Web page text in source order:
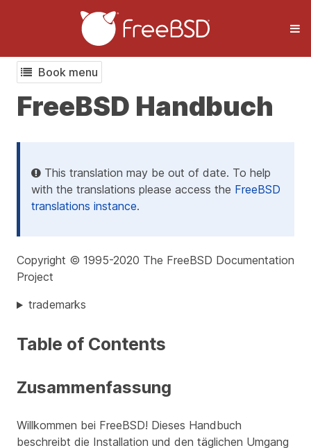
Book menu
FreeBSD Handbuch
This translation may be out of date. To help
with the translations please access the FreeBSD
translations instance.
Copyright © 1995-2020 The FreeBSD Documentation
Project
trademarks
Table of Contents
Zusammenfassung
Willkommen bei FreeBSD! Dieses Handbuch
beschreibt die Installation und den täglichen Umgang